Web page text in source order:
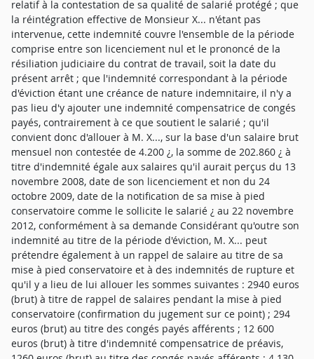
relatif à la contestation de sa qualité de salarié protégé ; que
la réintégration effective de Monsieur X... n'étant pas
intervenue, cette indemnité couvre l'ensemble de la période
comprise entre son licenciement nul et le prononcé de la
résiliation judiciaire du contrat de travail, soit la date du
présent arrêt ; que l'indemnité correspondant à la période
d'éviction étant une créance de nature indemnitaire, il n'y a
pas lieu d'y ajouter une indemnité compensatrice de congés
payés, contrairement à ce que soutient le salarié ; qu'il
convient donc d'allouer à M. X..., sur la base d'un salaire brut
mensuel non contestée de 4.200 ¿, la somme de 202.860 ¿ à
titre d'indemnité égale aux salaires qu'il aurait perçus du 13
novembre 2008, date de son licenciement et non du 24
octobre 2009, date de la notification de sa mise à pied
conservatoire comme le sollicite le salarié ¿ au 22 novembre
2012, conformément à sa demande Considérant qu'outre son
indemnité au titre de la période d'éviction, M. X... peut
prétendre également à un rappel de salaire au titre de sa
mise à pied conservatoire et à des indemnités de rupture et
qu'il y a lieu de lui allouer les sommes suivantes : 2940 euros
(brut) à titre de rappel de salaires pendant la mise à pied
conservatoire (confirmation du jugement sur ce point) ; 294
euros (brut) au titre des congés payés afférents ; 12 600
euros (brut) à titre d'indemnité compensatrice de préavis,